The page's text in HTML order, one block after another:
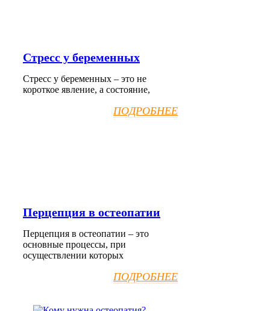
Стресс у беременных
Стресс у беременных – это не
короткое явление, а состояние,
ПОДРОБНЕЕ
Перцепция в остеопатии
Перцепция в остеопатии – это
основные процессы, при
осуществлении которых
ПОДРОБНЕЕ